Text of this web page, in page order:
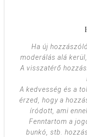
Ha új
moderálás alá
A visszatérő
A kedvesség és a
érzed, hogy a
íródott, ami
Fenntartom a
bunkó, stb.